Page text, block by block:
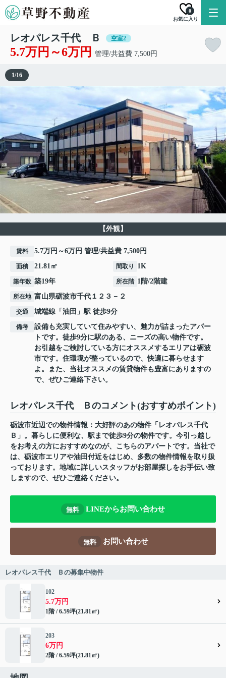
お気に入り
0
レオパレス千代 Ｂ 空室2
5.7万円～6万円 管理/共益費 7,500円
【外観】
1/16
賃料 5.7万円～6万円 管理/共益費 7,500円
面積 21.81㎡ 間取り 1K
築年数 築19年 所在階 1階/2階建
所在地 富山県砺波市千代 １２３－２
交通 城端線 「 油田 」駅 徒歩9分
備考
設備も充実していて住みやすい、魅力が詰まったアパー
トです。徒歩9分に駅のある、ニーズの高い物件です。
お引越をご検討している方にオススメするエリアは砺波
市です。住環境が整っているので、快適に暮らせます
よ。また、当社オススメの賃貸物件も豊富にありますの
で、ぜひご連絡下さい。
レオパレス千代 Ｂのコメント(おすすめポイント)
砺波市近辺での物件情報：大好評のあの物件「レオパレス千代
Ｂ」。暮らしに便利な、駅まで徒歩9分の物件です。今引っ越し
をお考えの方におすすめなのが、こちらのアパートです。当社で
は、砺波市エリアや油田付近をはじめ、多数の物件情報を取り扱
っております。地域に詳しいスタッフがお部屋探しをお手伝い致
しますので、ぜひご連絡ください。
無料 LINEからお問い合わせ
無料 お問い合わせ
レオパレス千代 Ｂの募集中物件
102
5.7万円
1階 / 6.59坪(21.81㎡)
203
6万円
2階 / 6.59坪(21.81㎡)